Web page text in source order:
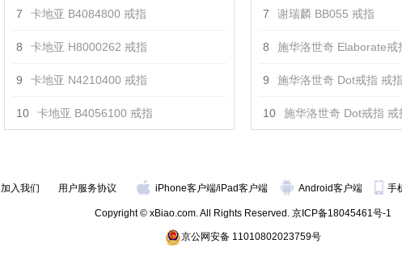
7 卡地亚 B4084800 戒指
8 卡地亚 H8000262 戒指
9 卡地亚 N4210400 戒指
10 卡地亚 B4056100 戒指
7 谢瑞麟 BB055 戒指
8 施华洛世奇 Elaborate戒
9 施华洛世奇 Dot戒指 戒指
10 施华洛世奇 Dot戒指 戒
加入我们 用户服务协议 iPhone客户端/iPad客户端 Android客户端 手
Copyright © xBiao.com. All Rights Reserved. 京ICP备18045461号-1
京公网安备 11010802023759号